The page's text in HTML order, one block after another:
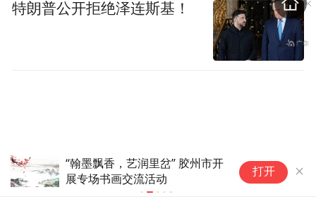
推进老年美育普及，这项活动诚
邀全市老年合唱团队参与
打开
特朗普公开拒绝泽连斯基！